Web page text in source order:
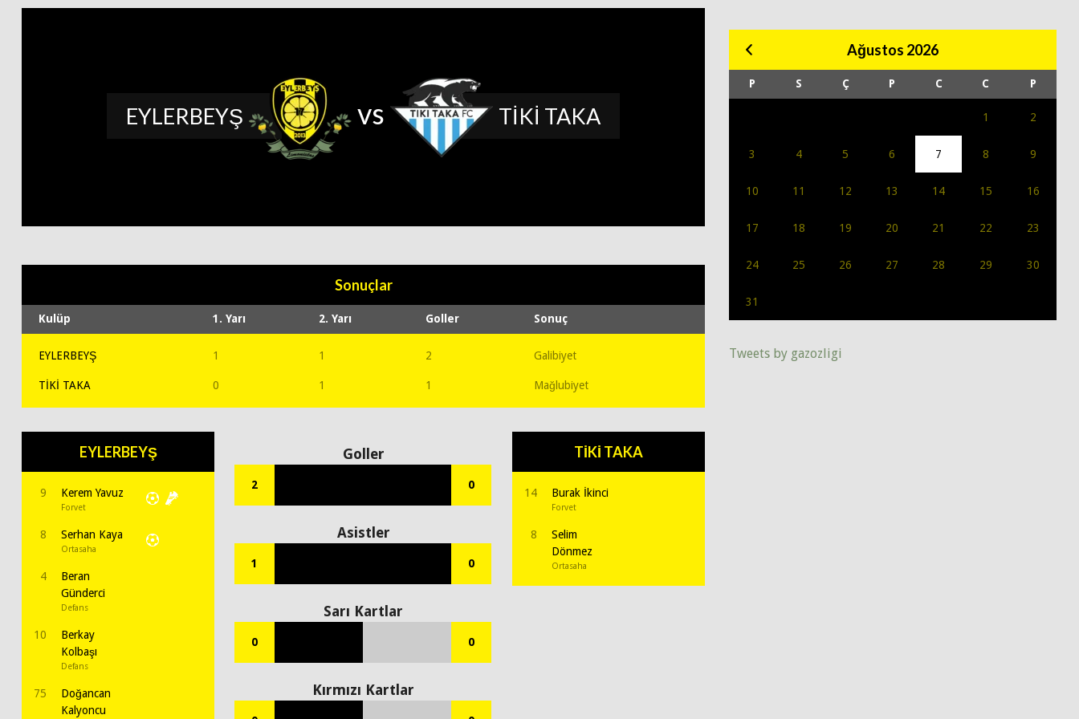
EYLERBEYŞ vs TİKİ TAKA
Sonuçlar
Kulüp 1. Yarı 2. Yarı Goller Sonuç
EYLERBEYŞ 1 1 2 Galibiyet
TİKİ TAKA 0 1 1 Mağlubiyet
EYLERBEYŞ
9 Kerem Yavuz
Forvet
8 Serhan Kaya
Ortasaha
4
Beran
Günderci
Defans
10
Berkay
Kolbaşı
Defans
75
Doğancan
Kalyoncu
TİKİ TAKA
14 Burak İkinci
Forvet
8
Selim
Dönmez
Ortasaha
Goller
2 0
Asistler
1 0
Sarı Kartlar
0 0
Kırmızı Kartlar
Ağustos 2026
P S Ç P C C P
1 2
3 4 5 6 7 8 9
10 11 12 13 14 15 16
17 18 19 20 21 22 23
24 25 26 27 28 29 30
31
Tweets by gazozligi